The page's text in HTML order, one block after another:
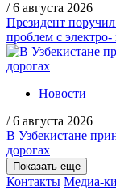
/ 6 августа 2026
Президент
проблем с
Новости
/ 6 августа 2026
В Узбекистане
дорогах
Показать еще
Контакты Медиа-